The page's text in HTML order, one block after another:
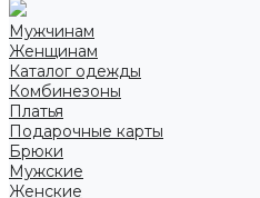
Мужчинам
Женщинам
Каталог одежды
Комбинезоны
Платья
Подарочные карты
Брюки
Мужские
Женские